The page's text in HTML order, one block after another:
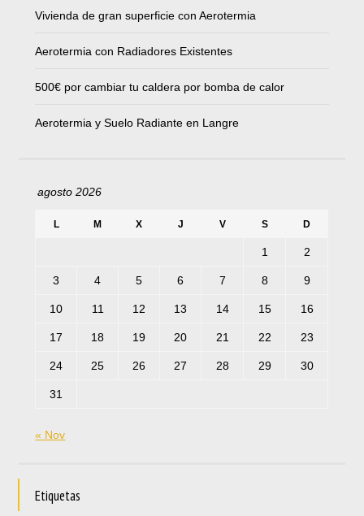
Vivienda de gran superficie con Aerotermia
Aerotermia con Radiadores Existentes
500€ por cambiar tu caldera por bomba de calor
Aerotermia y Suelo Radiante en Langre
agosto 2026
L M X J V S D
1 2
3 4 5 6 7 8 9
10 11 12 13 14 15 16
17 18 19 20 21 22 23
24 25 26 27 28 29 30
31
« Nov
Etiquetas